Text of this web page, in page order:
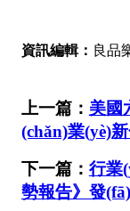
資訊編輯： 良品
上一篇： 美國
(chǎn)業(yè)
下一篇： 行業
勢報告》發